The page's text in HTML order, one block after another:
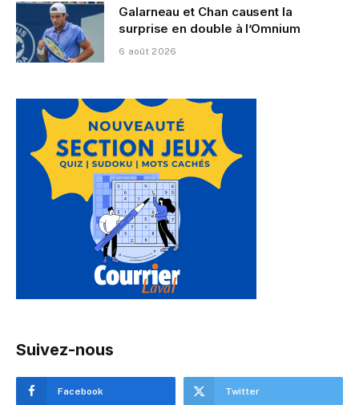
Galarneau et Chan causent la
surprise en double à l’Omnium
6 août 2026
Suivez-nous
Facebook Twitter